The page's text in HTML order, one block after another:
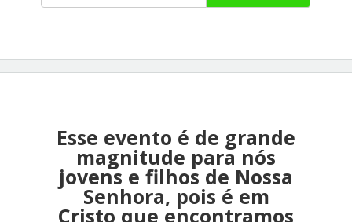
Esse evento é de grande
magnitude para nós
jovens e filhos de Nossa
Senhora, pois é em
Cristo que encontramos